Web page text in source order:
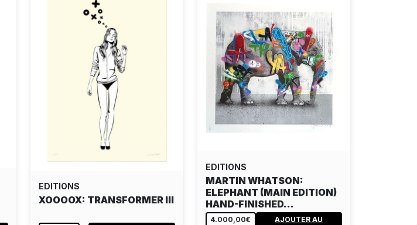
EDITIONS
XOOOOX: TRANSFORMER III
EDITIONS
MARTIN WHATSON:
ELEPHANT (MAIN EDITION)
HAND-FINISHED…
4.000,00€
AJOUTER AU